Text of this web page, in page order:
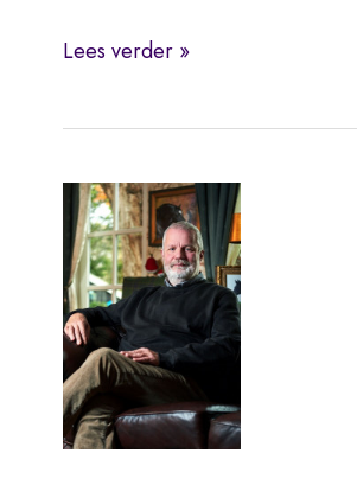
Magazijnopruiming
mei
Lees verder »